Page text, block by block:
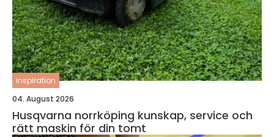
inspiration
04. August 2026
Husqvarna norrköping kunskap, service och
rätt maskin för din tomt